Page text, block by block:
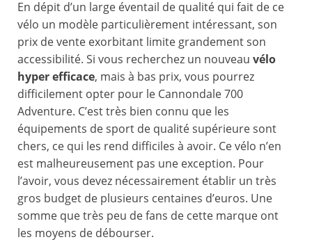
En dépit d’un large éventail de qualité qui fait de ce
vélo un modèle particulièrement intéressant, son
prix de vente exorbitant limite grandement son
accessibilité. Si vous recherchez un nouveau vélo
hyper efficace, mais à bas prix, vous pourrez
difficilement opter pour le Cannondale 700
Adventure. C’est très bien connu que les
équipements de sport de qualité supérieure sont
chers, ce qui les rend difficiles à avoir. Ce vélo n’en
est malheureusement pas une exception. Pour
l’avoir, vous devez nécessairement établir un très
gros budget de plusieurs centaines d’euros. Une
somme que très peu de fans de cette marque ont
les moyens de débourser.